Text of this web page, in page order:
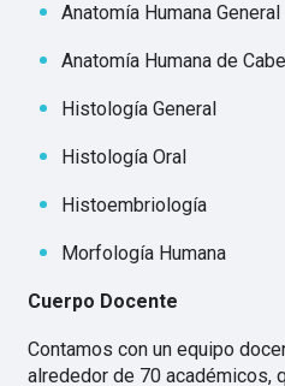
Anatomía Humana General
Anatomía Humana de
Histología General
Histología Oral
Histoembriología
Morfología Humana
Cuerpo Docente
Contamos con un equipo
alrededor de 70 académicos,